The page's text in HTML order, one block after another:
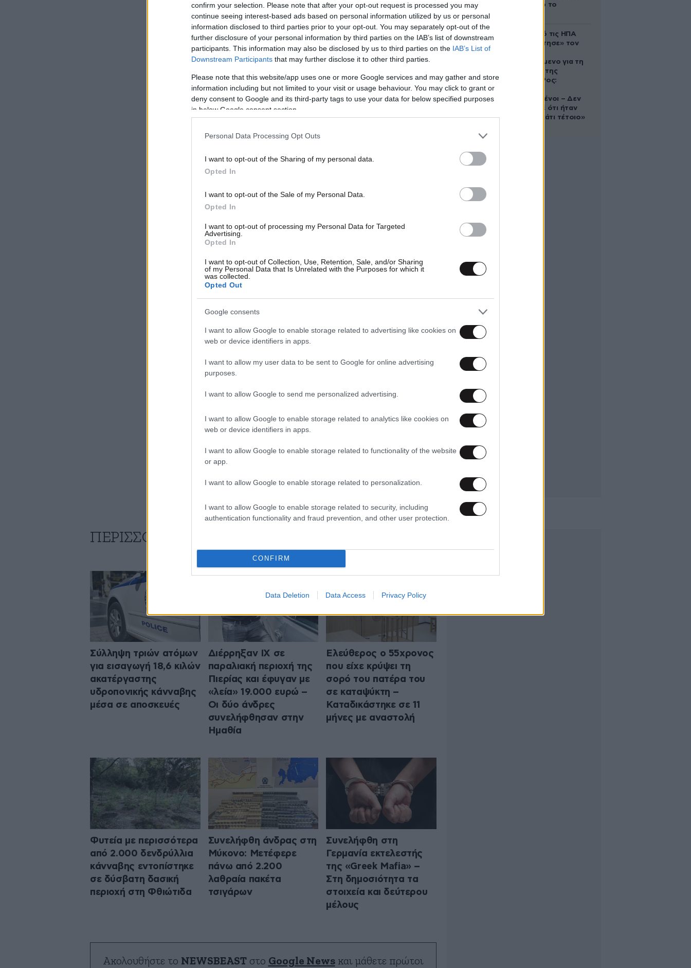
confirm your selection. Please note that after your opt-out request is processed you may
continue seeing interest-based ads based on personal information utilized by us or personal
information disclosed to third parties prior to your opt-out. You may separately opt-out of the
further disclosure of your personal information by third parties on the IAB’s list of downstream
participants. This information may also be disclosed by us to third parties on the IAB’s List of
Downstream Participants that may further disclose it to other third parties.
Please note that this website/app uses one or more Google services and may gather and store
information including but not limited to your visit or usage behaviour. You may click to grant or
deny consent to Google and its third-party tags to use your data for below specified purposes
in below Google consent section.
Personal Data Processing Opt Outs
I want to opt-out of the Sharing of my personal data.
Opted In
I want to opt-out of the Sale of my Personal Data.
Opted In
I want to opt-out of processing my Personal Data for Targeted
Advertising.
Opted In
I want to opt-out of Collection, Use, Retention, Sale, and/or Sharing
of my Personal Data that Is Unrelated with the Purposes for which it
was collected.
Opted Out
Google consents
I want to allow Google to enable storage related to advertising like cookies on
web or device identifiers in apps.
I want to allow my user data to be sent to Google for online advertising
purposes.
I want to allow Google to send me personalized advertising.
I want to allow Google to enable storage related to analytics like cookies on
web or device identifiers in apps.
I want to allow Google to enable storage related to functionality of the website
or app.
I want to allow Google to enable storage related to personalization.
I want to allow Google to enable storage related to security, including
authentication functionality and fraud prevention, and other user protection.
CONFIRM
Data Deletion Data Access Privacy Policy
του Δία από το
Ζευγάρι από τις ΗΠΑ
που «υιοθέτησε» τον
κατηγορούμενο για τη
δολοφονία της
Ελίζαμπεθ Ρος:
συντετριμμένοι – Δεν
έδειξε ποτέ ότι ήταν
ικανός για κάτι τέτοιο»
ΠΕΡΙΣΣΟΤΕΡΑ ΑΠΟ ΤΗΝ ΚΟΙΝΩΝΙΑ
Σύλληψη τριών ατόμων
για εισαγωγή 18,6 κιλών
ακατέργαστης
υδροπονικής κάνναβης
μέσα σε αποσκευές
Διέρρηξαν ΙΧ σε
παραλιακή περιοχή της
Πιερίας και έφυγαν με
«λεία» 19.000 ευρώ –
Οι δύο άνδρες
συνελήφθησαν στην
Ημαθία
Ελεύθερος ο 55χρονος
που είχε κρύψει τη
σορό του πατέρα του
σε καταψύκτη –
Καταδικάστηκε σε 11
μήνες με αναστολή
Φυτεία με περισσότερα
από 2.000 δενδρύλλια
κάνναβης εντοπίστηκε
σε δύσβατη δασική
περιοχή στη Φθιώτιδα
Συνελήφθη άνδρας στη
Μύκονο: Μετέφερε
πάνω από 2.200
λαθραία πακέτα
τσιγάρων
Συνελήφθη στη
Γερμανία εκτελεστής
της «Greek Mafia» –
Στη δημοσιότητα τα
στοιχεία και δεύτερου
μέλους
Ακολουθήστε το NEWSBEASTστο Google Newsκαι μάθετε πρώτοι